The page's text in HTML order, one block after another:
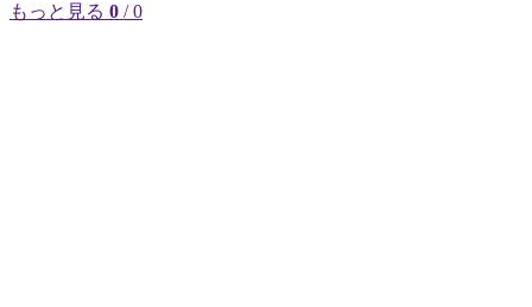
もっと見る 0 / 0